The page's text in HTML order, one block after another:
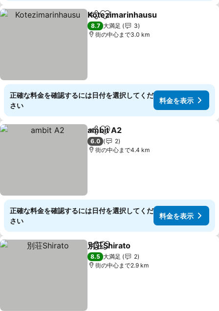
シェアお気に入りに追加
Kotezimarinhausu
8.7 大満足
3
街の中心まで3.0 km
正確な料金を確認するには日付を選択してくだ
さい
料金を表示
シェアお気に入りに追加
ambit A2
6.0
2
街の中心まで4.4 km
正確な料金を確認するには日付を選択してくだ
さい
料金を表示
シェアお気に入りに追加
別荘Shirato
8.5 大満足
2
街の中心まで2.9 km